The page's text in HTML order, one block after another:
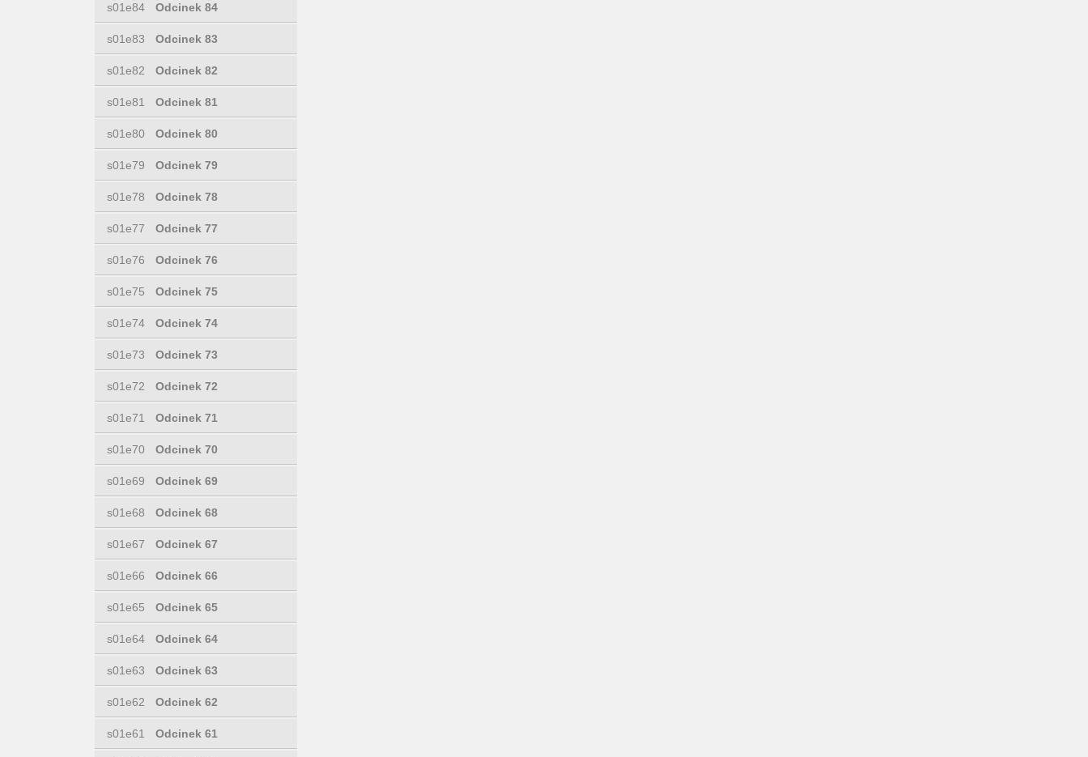
s01e84 Odcinek 84
s01e83 Odcinek 83
s01e82 Odcinek 82
s01e81 Odcinek 81
s01e80 Odcinek 80
s01e79 Odcinek 79
s01e78 Odcinek 78
s01e77 Odcinek 77
s01e76 Odcinek 76
s01e75 Odcinek 75
s01e74 Odcinek 74
s01e73 Odcinek 73
s01e72 Odcinek 72
s01e71 Odcinek 71
s01e70 Odcinek 70
s01e69 Odcinek 69
s01e68 Odcinek 68
s01e67 Odcinek 67
s01e66 Odcinek 66
s01e65 Odcinek 65
s01e64 Odcinek 64
s01e63 Odcinek 63
s01e62 Odcinek 62
s01e61 Odcinek 61